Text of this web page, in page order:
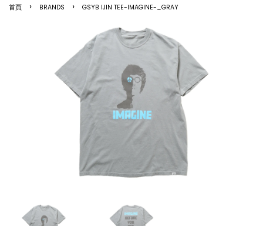
首頁 › BRANDS › GSYB IJIN TEE-IMAGINE-_GRAY